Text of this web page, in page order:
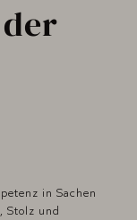
in Sachen
Stolz und